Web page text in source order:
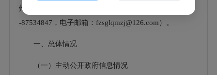
州市鼓楼区津泰路
-87534847 ，电子邮箱： fzsglqmzj@126.com）。
一、总体情况
（一）主动公开政府信息情况